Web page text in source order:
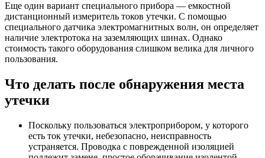
Еще один вариант специального прибора — емкостной
дистанционный измеритель токов утечки. С помощью
специального датчика электромагнитных волн, он определяет
наличие электротока на заземляющих шинах. Однако
стоимость такого оборудования слишком велика для личного
пользования.
Что делать после обнаружения места
утечки
Поскольку пользоваться электроприбором, у которого
есть ток утечки, небезопасно, неисправность
устраняется. Проводка с поврежденной изоляцией